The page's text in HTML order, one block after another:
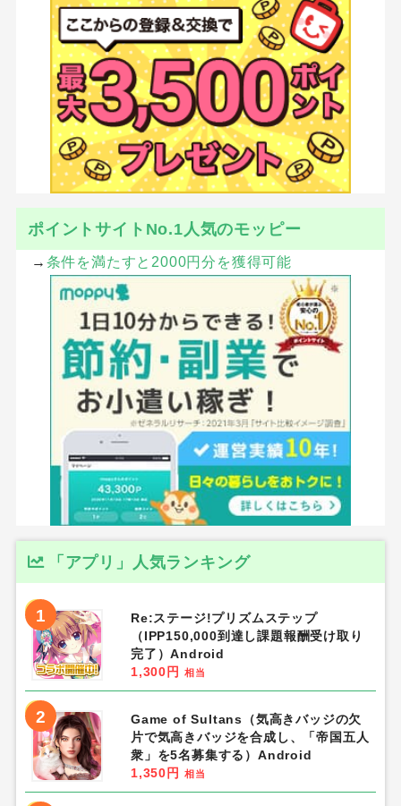
ポイントサイトNo.1人気のモッピー
→ 条件を満たすと2000円分を獲得可能
「アプリ」人気ランキング
1
Re:ステージ!プリズムステップ
（IPP150,000到達し課題報酬受け取り
完了）Android
1,300円
相当
2
Game of Sultans（気高きバッジの欠
片で気高きバッジを合成し、「帝国五人
衆」を5名募集する）Android
1,350円
相当